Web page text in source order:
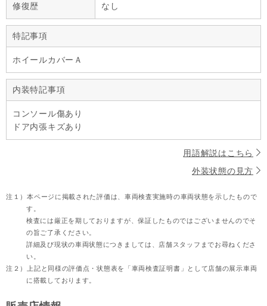
修復歴 なし
特記事項
ホイールカバーＡ
内装特記事項
コンソール傷あり
ドア内張キズあり
用語解説はこちら
外装状態の見方
注１）本ページに掲載された評価は、車両検査実施時の車両状態を示したもので
す。
検査には厳正を期しておりますが、保証したものではございませんのでそ
の旨ご了承ください。
詳細及び現状の車両状態につきましては、店舗スタッフまでお尋ねくださ
い。
注２）
上記と同様の評価点・状態表を「車両検査証明書」として店舗の展示車両
に搭載しております。